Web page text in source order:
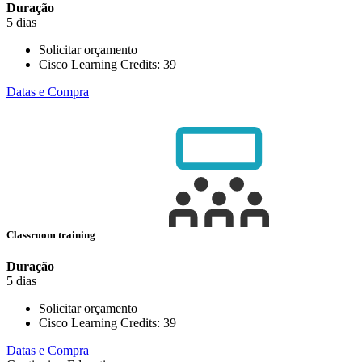
Duração
5 dias
Solicitar orçamento
Cisco Learning Credits: 39
Datas e Compra
Classroom training
Duração
5 dias
Solicitar orçamento
Cisco Learning Credits: 39
Datas e Compra